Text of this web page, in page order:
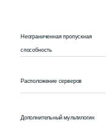
Неограниченная пропускная
способность
Расположение серверов
Дополнительный мультилогин